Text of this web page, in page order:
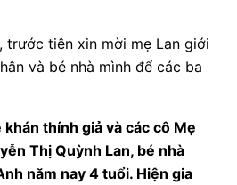
trước tiên xin mời mẹ Lan giới
và bé nhà mình để các ba
thính giả và các cô Mẹ
Thị Quỳnh Lan, bé nhà
năm nay 4 tuổi. Hiện gia